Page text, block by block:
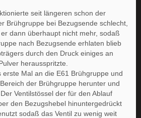
seit längeren schon der
Brühgruppe bei Bezugsende schlecht,
dann überhaupt nicht mehr, sodaß
nach Bezugsende erhlaten blieb
durch den Druck einiges an
herausspritzte.
erste Mal an die E61 Brühgruppe und
der Brühgruppe herunter und
Ventilstössel der für den Ablauf
den Bezugshebel hinuntergedrückt
sodaß das Ventil zu wenig weit